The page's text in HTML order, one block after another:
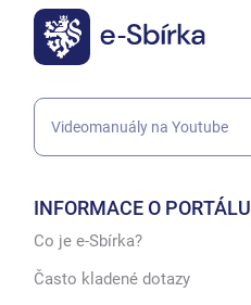
Videomanuály na Youtube
INFORMACE O PORTÁLU
Co je e-Sbírka?
Často kladené dotazy